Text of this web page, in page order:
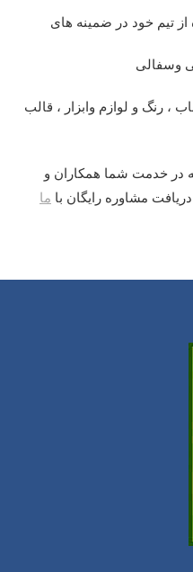
تیم خود در ضمینه های
وسفالی
، رنگ و لوازم وابزار ، قالب
در خدمت شما همکاران و
مشاوره رایگان با ما